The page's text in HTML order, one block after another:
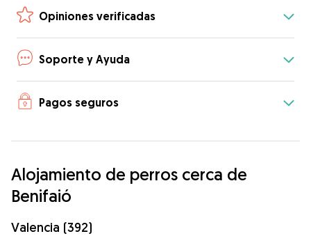
Opiniones verificadas
Soporte y Ayuda
Pagos seguros
Alojamiento de perros cerca de
Benifaió
Valencia (392)